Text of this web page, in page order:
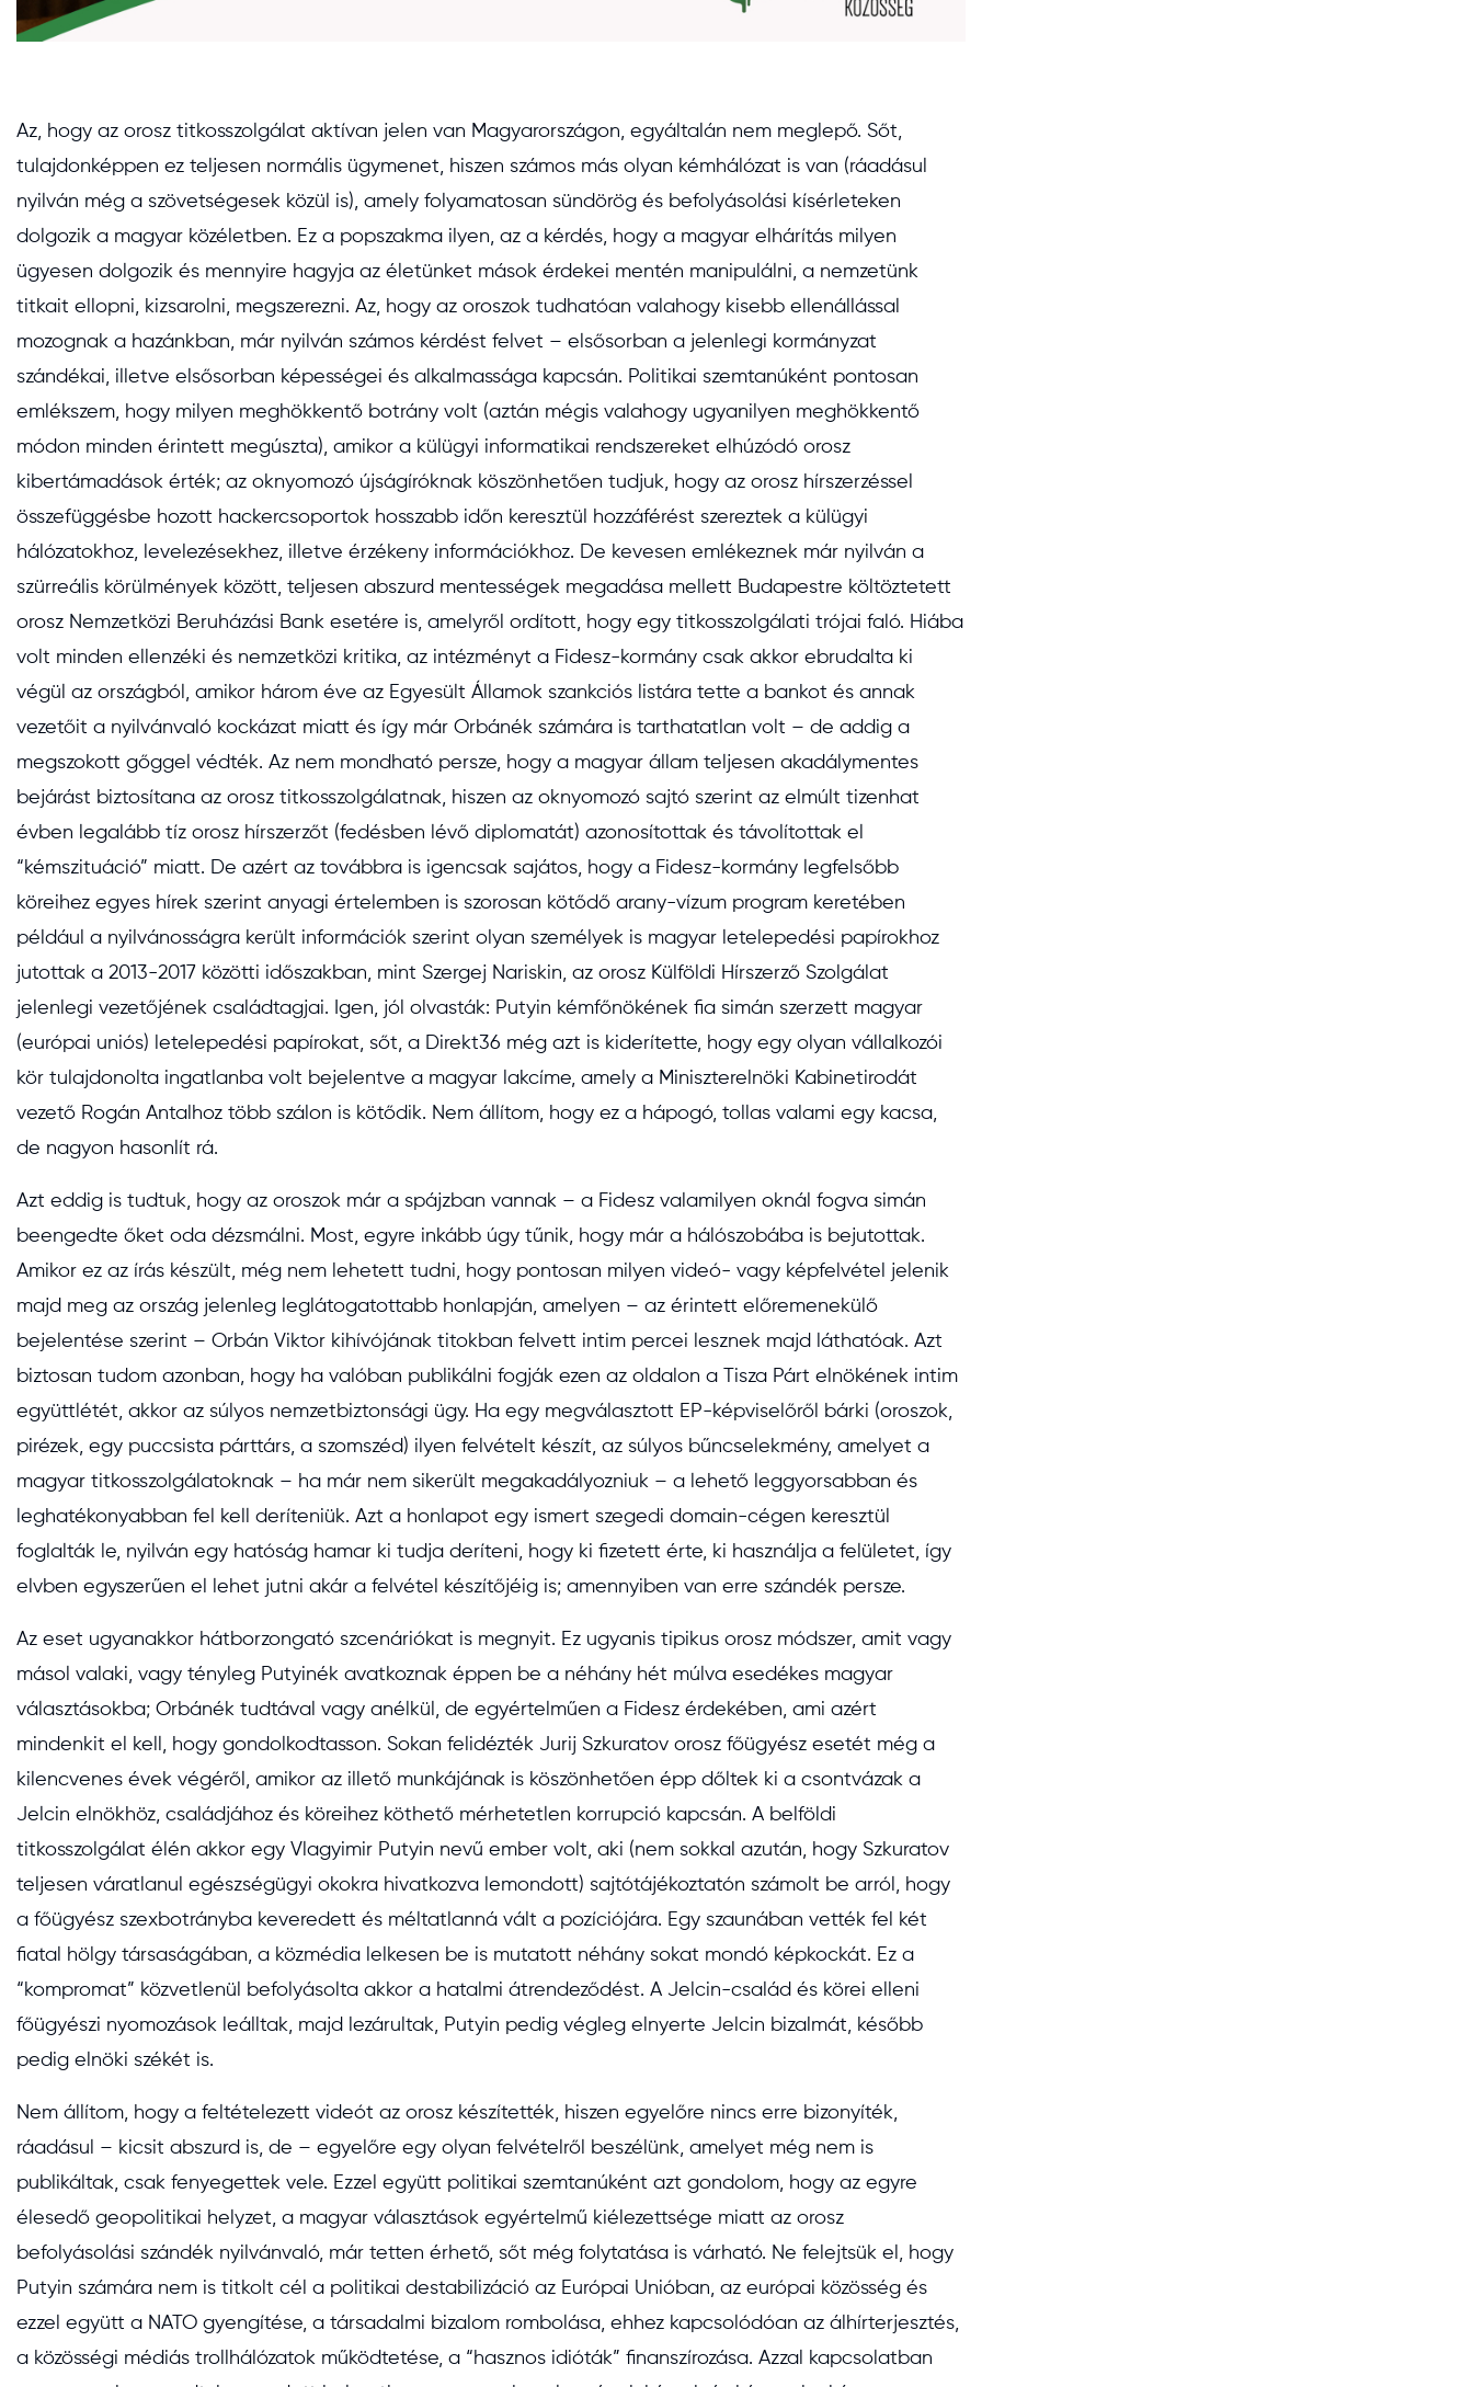
Az, hogy az orosz titkosszolgálat aktívan jelen van Magyarországon, egyáltalán nem meglepő. Sőt,
tulajdonképpen ez teljesen normális ügymenet, hiszen számos más olyan kémhálózat is van (ráadásul
nyilván még a szövetségesek közül is), amely folyamatosan sündörög és befolyásolási kísérleteken
dolgozik a magyar közéletben. Ez a popszakma ilyen, az a kérdés, hogy a magyar elhárítás milyen
ügyesen dolgozik és mennyire hagyja az életünket mások érdekei mentén manipulálni, a nemzetünk
titkait ellopni, kizsarolni, megszerezni. Az, hogy az oroszok tudhatóan valahogy kisebb ellenállással
mozognak a hazánkban, már nyilván számos kérdést felvet – elsősorban a jelenlegi kormányzat
szándékai, illetve elsősorban képességei és alkalmassága kapcsán. Politikai szemtanúként pontosan
emlékszem, hogy milyen meghökkentő botrány volt (aztán mégis valahogy ugyanilyen meghökkentő
módon minden érintett megúszta), amikor a külügyi informatikai rendszereket elhúzódó orosz
kibertámadások érték; az oknyomozó újságíróknak köszönhetően tudjuk, hogy az orosz hírszerzéssel
összefüggésbe hozott hackercsoportok hosszabb időn keresztül hozzáférést szereztek a külügyi
hálózatokhoz, levelezésekhez, illetve érzékeny információkhoz. De kevesen emlékeznek már nyilván a
szürreális körülmények között, teljesen abszurd mentességek megadása mellett Budapestre költöztetett
orosz Nemzetközi Beruházási Bank esetére is, amelyről ordított, hogy egy titkosszolgálati trójai faló. Hiába
volt minden ellenzéki és nemzetközi kritika, az intézményt a Fidesz-kormány csak akkor ebrudalta ki
végül az országból, amikor három éve az Egyesült Államok szankciós listára tette a bankot és annak
vezetőit a nyilvánvaló kockázat miatt és így már Orbánék számára is tarthatatlan volt – de addig a
megszokott gőggel védték. Az nem mondható persze, hogy a magyar állam teljesen akadálymentes
bejárást biztosítana az orosz titkosszolgálatnak, hiszen az oknyomozó sajtó szerint az elmúlt tizenhat
évben legalább tíz orosz hírszerzőt (fedésben lévő diplomatát) azonosítottak és távolítottak el
“kémszituáció” miatt. De azért az továbbra is igencsak sajátos, hogy a Fidesz-kormány legfelsőbb
köreihez egyes hírek szerint anyagi értelemben is szorosan kötődő arany-vízum program keretében
például a nyilvánosságra került információk szerint olyan személyek is magyar letelepedési papírokhoz
jutottak a 2013-2017 közötti időszakban, mint Szergej Nariskin, az orosz Külföldi Hírszerző Szolgálat
jelenlegi vezetőjének családtagjai. Igen, jól olvasták: Putyin kémfőnökének fia simán szerzett magyar
(európai uniós) letelepedési papírokat, sőt, a Direkt36 még azt is kiderítette, hogy egy olyan vállalkozói
kör tulajdonolta ingatlanba volt bejelentve a magyar lakcíme, amely a Miniszterelnöki Kabinetirodát
vezető Rogán Antalhoz több szálon is kötődik. Nem állítom, hogy ez a hápogó, tollas valami egy kacsa,
de nagyon hasonlít rá.
Azt eddig is tudtuk, hogy az oroszok már a spájzban vannak – a Fidesz valamilyen oknál fogva simán
beengedte őket oda dézsmálni. Most, egyre inkább úgy tűnik, hogy már a hálószobába is bejutottak.
Amikor ez az írás készült, még nem lehetett tudni, hogy pontosan milyen videó- vagy képfelvétel jelenik
majd meg az ország jelenleg leglátogatottabb honlapján, amelyen – az érintett előremenekülő
bejelentése szerint – Orbán Viktor kihívójának titokban felvett intim percei lesznek majd láthatóak. Azt
biztosan tudom azonban, hogy ha valóban publikálni fogják ezen az oldalon a Tisza Párt elnökének intim
együttlétét, akkor az súlyos nemzetbiztonsági ügy. Ha egy megválasztott EP-képviselőről bárki (oroszok,
pirézek, egy puccsista párttárs, a szomszéd) ilyen felvételt készít, az súlyos bűncselekmény, amelyet a
magyar titkosszolgálatoknak – ha már nem sikerült megakadályozniuk – a lehető leggyorsabban és
leghatékonyabban fel kell deríteniük. Azt a honlapot egy ismert szegedi domain-cégen keresztül
foglalták le, nyilván egy hatóság hamar ki tudja deríteni, hogy ki fizetett érte, ki használja a felületet, így
elvben egyszerűen el lehet jutni akár a felvétel készítőjéig is; amennyiben van erre szándék persze.
Az eset ugyanakkor hátborzongató szcenáriókat is megnyit. Ez ugyanis tipikus orosz módszer, amit vagy
másol valaki, vagy tényleg Putyinék avatkoznak éppen be a néhány hét múlva esedékes magyar
választásokba; Orbánék tudtával vagy anélkül, de egyértelműen a Fidesz érdekében, ami azért
mindenkit el kell, hogy gondolkodtasson. Sokan felidézték Jurij Szkuratov orosz főügyész esetét még a
kilencvenes évek végéről, amikor az illető munkájának is köszönhetően épp dőltek ki a csontvázak a
Jelcin elnökhöz, családjához és köreihez köthető mérhetetlen korrupció kapcsán. A belföldi
titkosszolgálat élén akkor egy Vlagyimir Putyin nevű ember volt, aki (nem sokkal azután, hogy Szkuratov
teljesen váratlanul egészségügyi okokra hivatkozva lemondott) sajtótájékoztatón számolt be arról, hogy
a főügyész szexbotrányba keveredett és méltatlanná vált a pozíciójára. Egy szaunában vették fel két
fiatal hölgy társaságában, a közmédia lelkesen be is mutatott néhány sokat mondó képkockát. Ez a
“kompromat” közvetlenül befolyásolta akkor a hatalmi átrendeződést. A Jelcin-család és körei elleni
főügyészi nyomozások leálltak, majd lezárultak, Putyin pedig végleg elnyerte Jelcin bizalmát, később
pedig elnöki székét is.
Nem állítom, hogy a feltételezett videót az orosz készítették, hiszen egyelőre nincs erre bizonyíték,
ráadásul – kicsit abszurd is, de – egyelőre egy olyan felvételről beszélünk, amelyet még nem is
publikáltak, csak fenyegettek vele. Ezzel együtt politikai szemtanúként azt gondolom, hogy az egyre
élesedő geopolitikai helyzet, a magyar választások egyértelmű kiélezettsége miatt az orosz
befolyásolási szándék nyilvánvaló, már tetten érhető, sőt még folytatása is várható. Ne felejtsük el, hogy
Putyin számára nem is titkolt cél a politikai destabilizáció az Európai Unióban, az európai közösség és
ezzel együtt a NATO gyengítése, a társadalmi bizalom rombolása, ehhez kapcsolódóan az álhírterjesztés,
a közösségi médiás trollhálózatok működtetése, a “hasznos idióták” finanszírozása. Azzal kapcsolatban